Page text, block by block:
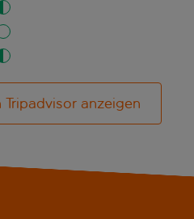
anzeigen